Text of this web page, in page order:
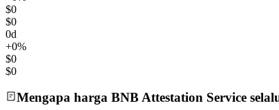
$0
$0
0d
+0%
$0
$0
Mengapa harga BNB Attestation Service